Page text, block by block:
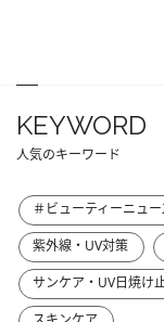
KEYWORD
人気のキーワード
＃ビューティーニュー
紫外線・UV対策
サンケア・UV日焼け